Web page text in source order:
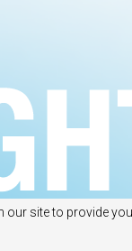
our site to provide